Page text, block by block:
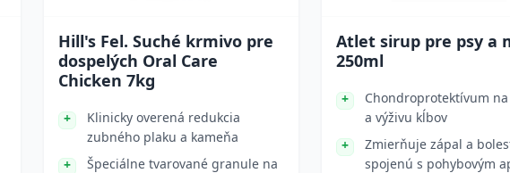
Hill's Fel. Suché krmivo pre
dospelých Oral Care
Chicken 7kg
Klinicky overená redukcia
zubného plaku a kameňa
Špeciálne tvarované granule na
Atlet sirup pre psy a
250ml
Chondroprotektívum
a výživu kĺbov
Zmierňuje zápal a
spojenú s pohybovým